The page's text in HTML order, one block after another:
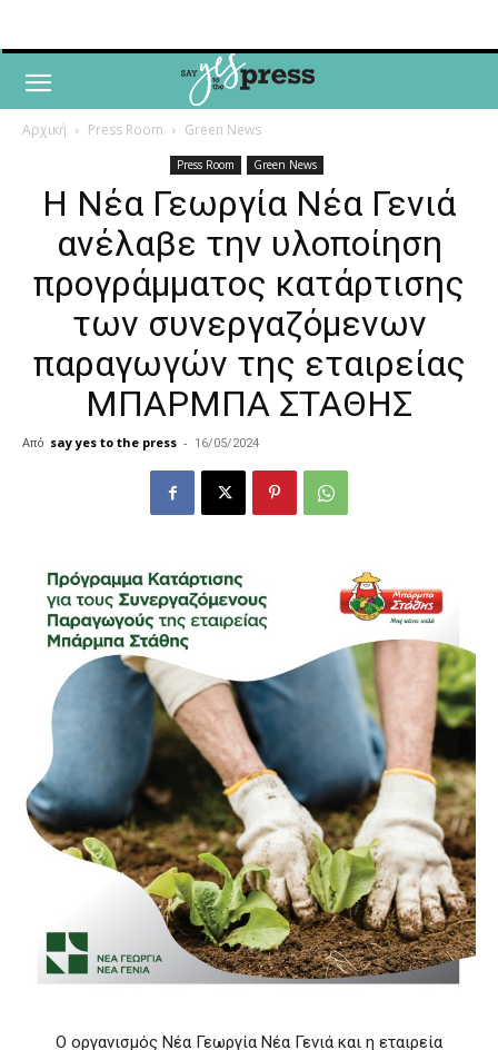
Αρχική Press Room Green News
Press Room Green News
Η Νέα Γεωργία Νέα Γενιά
ανέλαβε την υλοποίηση
προγράμματος κατάρτισης
των συνεργαζόμενων
παραγωγών της εταιρείας
ΜΠΑΡΜΠΑ ΣΤΑΘΗΣ
Από say yes to the press - 16/05/2024
Ο οργανισμός Νέα Γεωργία Νέα Γενιά και η εταιρεία